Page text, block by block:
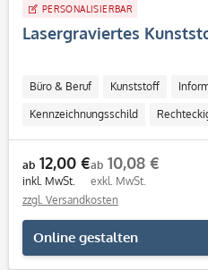
PERSONALISIERBAR
Lasergraviertes
Büro & Beruf Kunststoff
Kennzeichnungsschild
ab 12,00 €
inkl. MwSt.
ab 10,08 €
exkl. MwSt.
zzgl. Versandkosten
Online gestalten